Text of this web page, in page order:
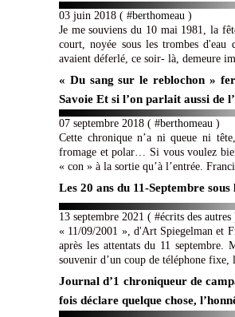
03 juin 2018 ( #berthomeau )
Je me souviens du 10 mai 1981, la
court, noyée sous les trombes
avaient déferlé, ce soir- là, demeure
« Du sang sur le reblochon »
Savoie Et si l’on parlait aussi de
07 septembre 2018 ( #berthomeau )
Cette chronique n’a ni queue ni
fromage et polar… Si vous voulez
« con » à la sortie qu’à l’entrée.
Les 20 ans du 11-Septembre
13 septembre 2021 ( #écrits des autres
« 11/09/2001 », d'Art Spiegelman et
après les attentats du 11
souvenir d’un coup de téléphone fixe,
Journal d’1 chroniqueur de
fois déclare quelque chose,